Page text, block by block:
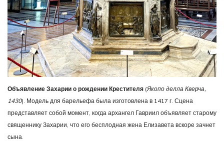
Объявление Захарии о рождении Крестителя (Якопо делла Кверча,
1430). Модель для барельефа была изготовлена в 1417 г. Сцена
представляет собой момент, когда архангел Гавриил объявляет старому
священнику Захарии, что его бесплодная жена Елизавета вскоре зачнет
сына.